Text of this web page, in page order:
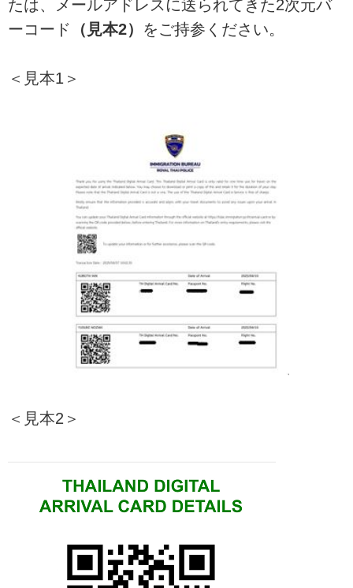
たは、メールアドレスに送られてきた2次元バ
ーコード （見本2） をご持参ください。
＜見本1＞
＜見本2＞